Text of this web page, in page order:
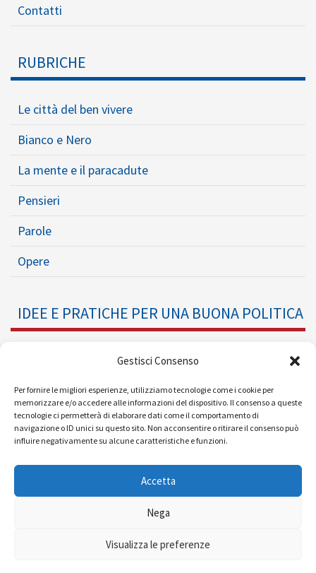
Gestisci Consenso
Per fornire le migliori esperienze, utilizziamo tecnologie come i cookie per
memorizzare e/o accedere alle informazioni del dispositivo. Il consenso a queste
tecnologie ci permetterà di elaborare dati come il comportamento di
navigazione o ID unici su questo sito. Non acconsentire o ritirare il consenso può
influire negativamente su alcune caratteristiche e funzioni.
Accetta
Nega
Visualizza le preferenze
Contatti
RUBRICHE
Le città del ben vivere
Bianco e Nero
La mente e il paracadute
Pensieri
Parole
Opere
IDEE E PRATICHE PER UNA BUONA POLITICA
Formazione Politica
Eventi